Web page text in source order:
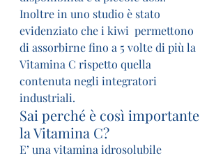
Inoltre in uno studio è stato
evidenziato che i kiwi  permettono
di assorbirne fino a 5 volte di più la
Vitamina C rispetto quella
contenuta negli integratori
industriali.
Sai perché è così importante
la Vitamina C?
E’ una vitamina idrosolubile